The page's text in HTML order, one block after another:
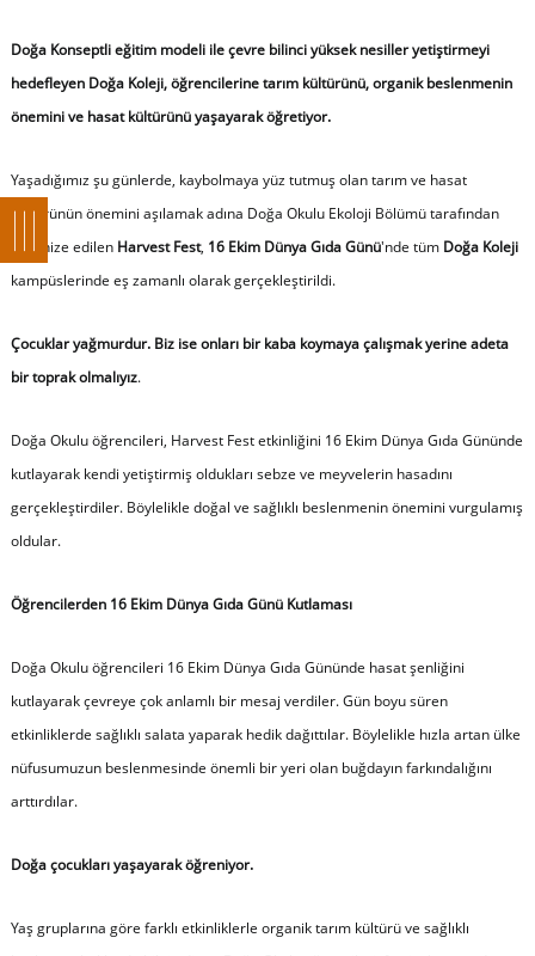
Doğa Konseptli eğitim modeli ile çevre bilinci yüksek nesiller yetiştirmeyi
hedefleyen Doğa Koleji, öğrencilerine tarım kültürünü, organik beslenmenin
önemini ve hasat kültürünü yaşayarak öğretiyor.
Yaşadığımız şu günlerde, kaybolmaya yüz tutmuş olan tarım ve hasat
kültürünün önemini aşılamak adına Doğa Okulu Ekoloji Bölümü tarafından
organize edilen Harvest Fest, 16 Ekim Dünya Gıda Günü'nde tüm Doğa Koleji
kampüslerinde eş zamanlı olarak gerçekleştirildi.
Çocuklar yağmurdur. Biz ise onları bir kaba koymaya çalışmak yerine adeta
bir toprak olmalıyız.
Doğa Okulu öğrencileri, Harvest Fest etkinliğini 16 Ekim Dünya Gıda Gününde
kutlayarak kendi yetiştirmiş oldukları sebze ve meyvelerin hasadını
gerçekleştirdiler. Böylelikle doğal ve sağlıklı beslenmenin önemini vurgulamış
oldular.
Öğrencilerden 16 Ekim Dünya Gıda Günü Kutlaması
Doğa Okulu öğrencileri 16 Ekim Dünya Gıda Gününde hasat şenliğini
kutlayarak çevreye çok anlamlı bir mesaj verdiler. Gün boyu süren
etkinliklerde sağlıklı salata yaparak hedik dağıttılar. Böylelikle hızla artan ülke
nüfusumuzun beslenmesinde önemli bir yeri olan buğdayın farkındalığını
arttırdılar.
Doğa çocukları yaşayarak öğreniyor.
Yaş gruplarına göre farklı etkinliklerle organik tarım kültürü ve sağlıklı